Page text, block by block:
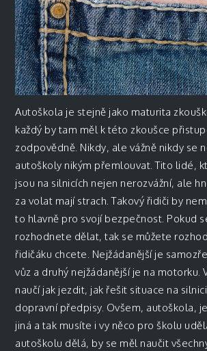
Autoškola je stejně jako maturita
každý by tam měl k této zkoušce
zodpovědně. Nikdy, ale vážně nikdy se
autoškoly nikým přemlouvat. Tito lidé,
jsou na silnicích nejen nerozvážní, ale
za volat mají strach. Takový řidiči by
to hlavně pro svojí bezpečnost. Pokud
rozhodnete dělat, tak se můžete
řidičáku chcete. Nejžádanější je
vůz a druhý nejžádanější je na motorku.
naučí jak jezdit, jak řešit situace na
dopravní předpisy. Ovšem, autoškola,
jiná a tak musíte i vy něco pro školu
autoškolu dělá, by se měl naučit